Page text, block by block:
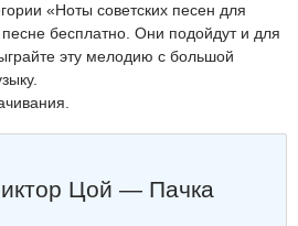
«Ноты советских песен для
бесплатно. Они подойдут и для
эту мелодию с большой
Цой — Пачка